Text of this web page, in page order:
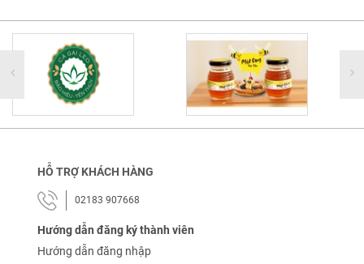
HỖ TRỢ KHÁCH HÀNG
02183 907668
Hướng dẫn đăng ký thành viên
Hướng dẫn đăng nhập